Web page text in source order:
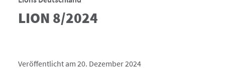
LION 8/2024
Veröffentlicht am 20. Dezember 2024